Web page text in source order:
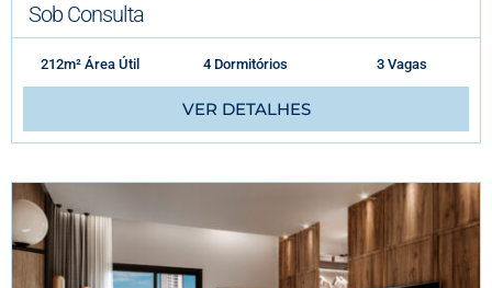
Sob Consulta
212m² Área Útil 4 Dormitórios 3 Vagas
VER DETALHES